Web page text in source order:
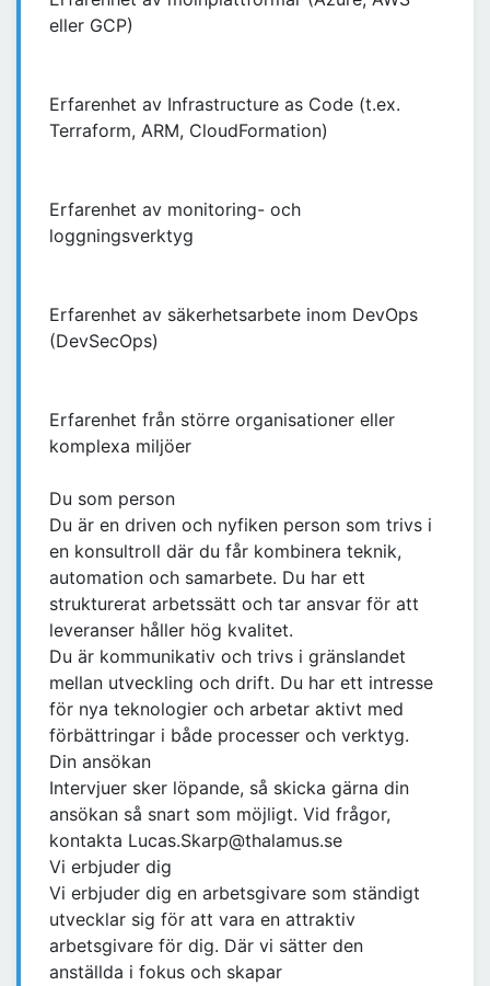
eller GCP)
Erfarenhet av Infrastructure as Code (t.ex.
Terraform, ARM, CloudFormation)
Erfarenhet av monitoring- och
loggningsverktyg
Erfarenhet av säkerhetsarbete inom DevOps
(DevSecOps)
Erfarenhet från större organisationer eller
komplexa miljöer
Du som person
Du är en driven och nyfiken person som trivs i
en konsultroll där du får kombinera teknik,
automation och samarbete. Du har ett
strukturerat arbetssätt och tar ansvar för att
leveranser håller hög kvalitet.
Du är kommunikativ och trivs i gränslandet
mellan utveckling och drift. Du har ett intresse
för nya teknologier och arbetar aktivt med
förbättringar i både processer och verktyg.
Din ansökan
Intervjuer sker löpande, så skicka gärna din
ansökan så snart som möjligt. Vid frågor,
kontakta Lucas.Skarp@thalamus.se
Vi erbjuder dig
Vi erbjuder dig en arbetsgivare som ständigt
utvecklar sig för att vara en attraktiv
arbetsgivare för dig. Där vi sätter den
anställda i fokus och skapar